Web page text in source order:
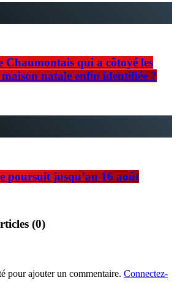
Chaumontais qui a côtoyé les
natale enfin identifiée ?
poursuit jusqu’au 16 août
(0)
pour ajouter un commentaire. Connectez-